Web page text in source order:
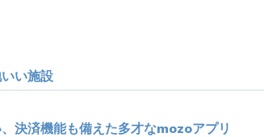
い施設
決済機能も備えた多才なmozoアプリ